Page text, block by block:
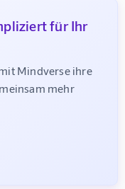
für Ihr
Mindverse ihre
mehr